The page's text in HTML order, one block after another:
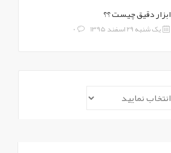
ابزار دقیق چیست ؟؟
یک شنبه 29 اسفند 1395 0